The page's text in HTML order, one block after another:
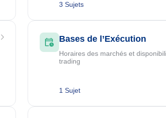
3 Sujets
Bases de l’Exécution
Horaires des marchés et
trading
1 Sujet